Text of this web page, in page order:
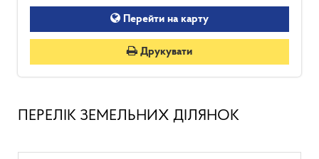
Перейти на карту
Друкувати
ПЕРЕЛІК ЗЕМЕЛЬНИХ ДІЛЯНОК